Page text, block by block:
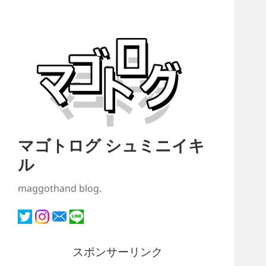
マゴトログ シュミニイキ
ル
maggothand blog.
スポンサーリンク